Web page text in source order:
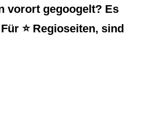
vorort gegoogelt? Es
⭐ Regioseiten, sind